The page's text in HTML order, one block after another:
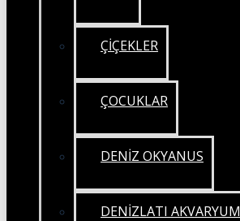
ÇİÇEKLER
ÇOCUKLAR
DENİZ OKYANUS
DENİZLATI AKVARYUM